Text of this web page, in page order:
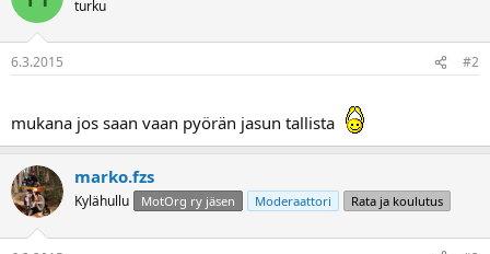
turku
6.3.2015 #2
mukana jos saan vaan pyörän jasun tallista
marko.fzs
Kylähullu MotOrg ry jäsen Moderaattori Rata ja koulutus